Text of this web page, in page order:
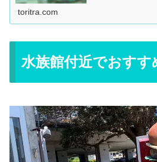
toritra.com
水族館付近でおすす